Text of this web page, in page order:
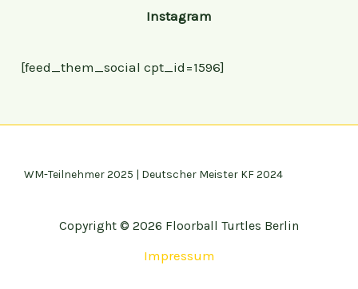
Instagram
[feed_them_social cpt_id=1596]
WM-Teilnehmer 2025 | Deutscher Meister KF 2024
Copyright © 2026 Floorball Turtles Berlin
Impressum